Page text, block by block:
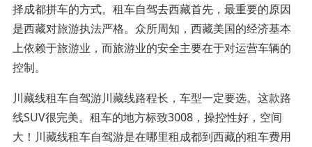
择成都拼车的方式。租车自驾去西藏首先，最重要的原因
是西藏对旅游执法严格。众所周知，西藏美国的经济基本
上依赖于旅游业，而旅游业的安全主要在于对运营车辆的
控制。
川藏线租车自驾游川藏线路程长，车型一定要选。这款路
线SUV很完美。租车的地方标致3008，操控性好，空间
大！川藏线租车自驾游是在哪里租成都到西藏的租车费用